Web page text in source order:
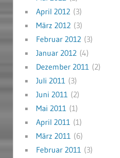
April 2012(3)
März 2012(3)
Februar 2012(3)
Januar 2012(4)
Dezember 2011(2)
Juli 2011(3)
Juni 2011(2)
Mai 2011(1)
April 2011(1)
März 2011(6)
Februar 2011(3)